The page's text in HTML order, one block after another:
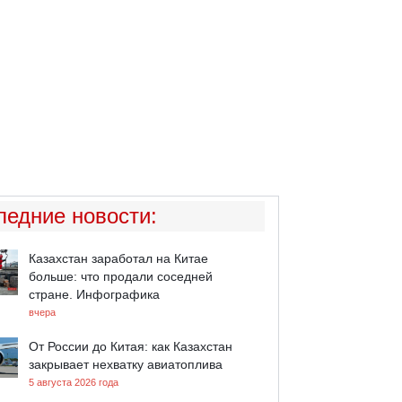
новости:
Казахстан заработал на Китае
больше: что продали соседней
стране. Инфографика
вчера
От России до Китая: как Казахстан
закрывает нехватку авиатоплива
5 августа 2026 года